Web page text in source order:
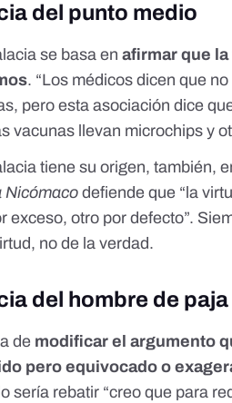
del punto medio
se basa enafirmar que
. “Los médicos dicen que
pero esta asociación dice
vacunas llevan microchips y
tiene su origen, también,
Nicómaco defiende que “la
exceso, otro por defecto”.
no de la verdad.
del hombre de paja
de modificar el argumento
pero equivocado o
sería rebatir “creo que para